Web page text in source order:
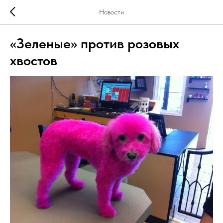
Новости
«Зеленые» против розовых
хвостов